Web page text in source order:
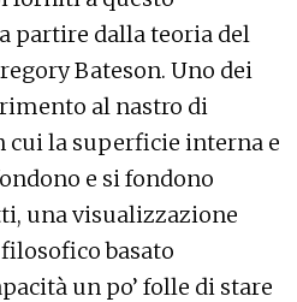
partire dalla teoria del
Bateson. Uno dei
al nastro di
cui la superficie interna e
e si fondono
una visualizzazione
basato
un po’ folle di stare